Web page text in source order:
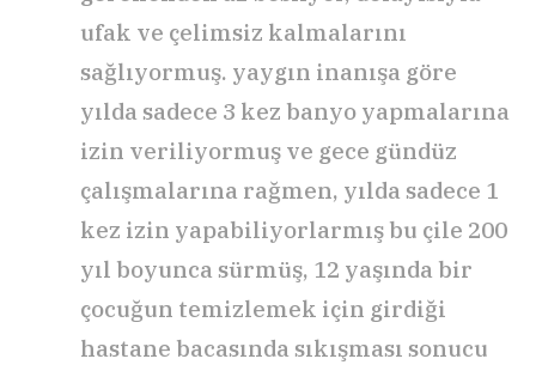
ufak ve çelimsiz kalmalarını
sağlıyormuş. yaygın inanışa göre
yılda sadece 3 kez banyo yapmalarına
izin veriliyormuş ve gece gündüz
çalışmalarına rağmen, yılda sadece 1
kez izin yapabiliyorlarmış bu çile 200
yıl boyunca sürmüş, 12 yaşında bir
çocuğun temizlemek için girdiği
hastane bacasında sıkışması sonucu